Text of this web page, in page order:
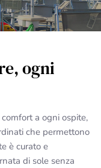
ogni
a ogni ospite,
che permettono
è curato e
di sole senza